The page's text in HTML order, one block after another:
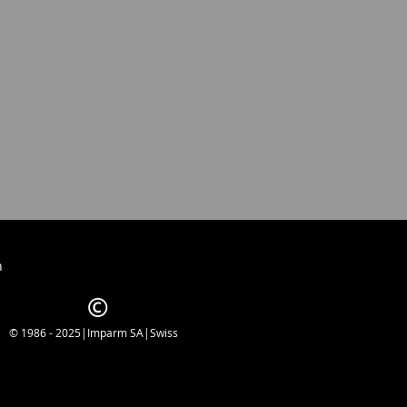
© 1986 - 2025|Imparm SA|Swiss